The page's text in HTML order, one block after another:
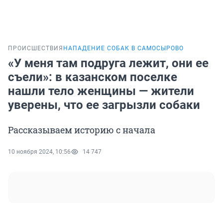
ПРОИСШЕСТВИЯ НАПАДЕНИЕ СОБАК В САМОСЫРОВО
«У меня там подруга лежит, они ее
съели»: в казанском поселке
нашли тело женщины — жители
уверены, что ее загрызли собаки
Рассказываем историю с начала
10 ноября 2024, 10:56 14 747